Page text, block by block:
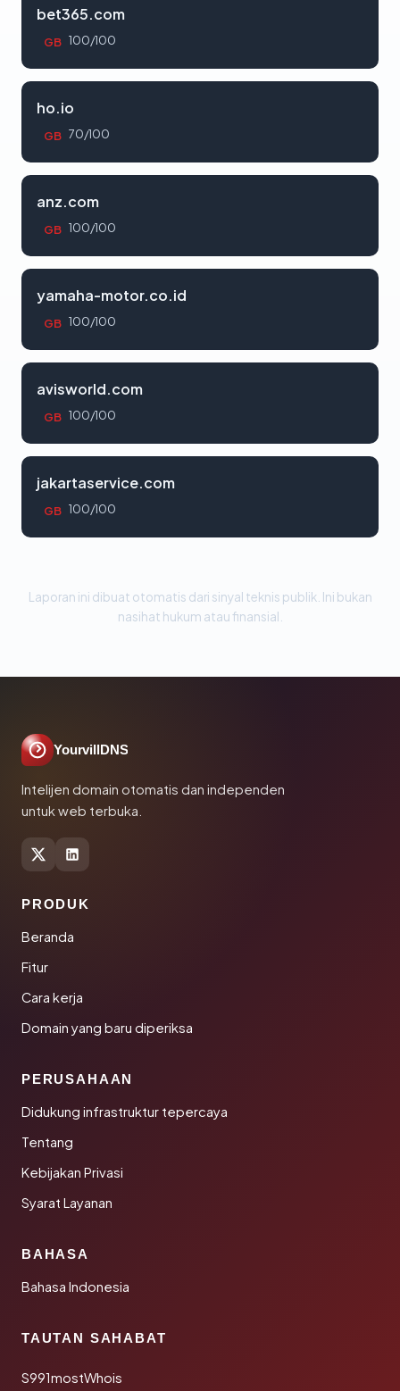
bet365.com
GB 100/100
ho.io
GB 70/100
anz.com
GB 100/100
yamaha-motor.co.id
GB 100/100
avisworld.com
GB 100/100
jakartaservice.com
GB 100/100
Laporan ini dibuat otomatis dari sinyal teknis publik. Ini bukan
nasihat hukum atau finansial.
YourvillDNS
Intelijen domain otomatis dan independen
untuk web terbuka.
PRODUK
Beranda
Fitur
Cara kerja
Domain yang baru diperiksa
PERUSAHAAN
Didukung infrastruktur tepercaya
Tentang
Kebijakan Privasi
Syarat Layanan
BAHASA
Bahasa Indonesia
TAUTAN SAHABAT
S991mostWhois